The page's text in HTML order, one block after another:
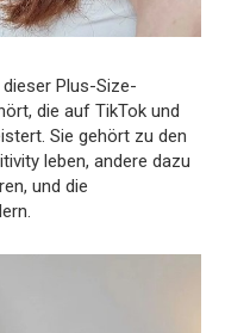
Plus-Size-
die auf TikTok und
Sie gehört zu den
leben, andere dazu
und die